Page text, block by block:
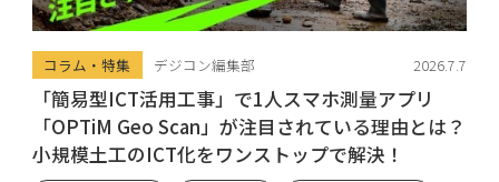
コラム・特集 デジコン編集部 2026.7.7
「簡易型ICT活用工事」で1人スマホ測量アプリ
「OPTiM Geo Scan」が注目されている理由とは？
小規模土工のICT化をワンストップで解決！